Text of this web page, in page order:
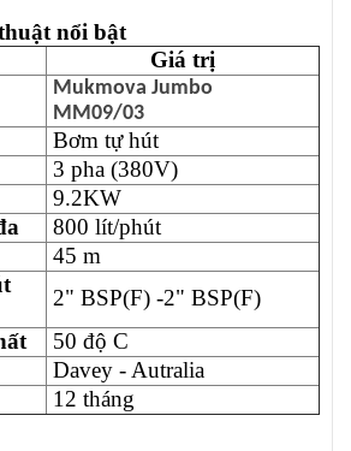
nổi bật
Giá trị
Mukmova Jumbo
MM09/03
Bơm tự hút
3 pha (380V)
9.2KW
800 lít/phút
45 m
2" BSP(F) -2" BSP(F)
50 độ C
Davey - Autralia
12 tháng